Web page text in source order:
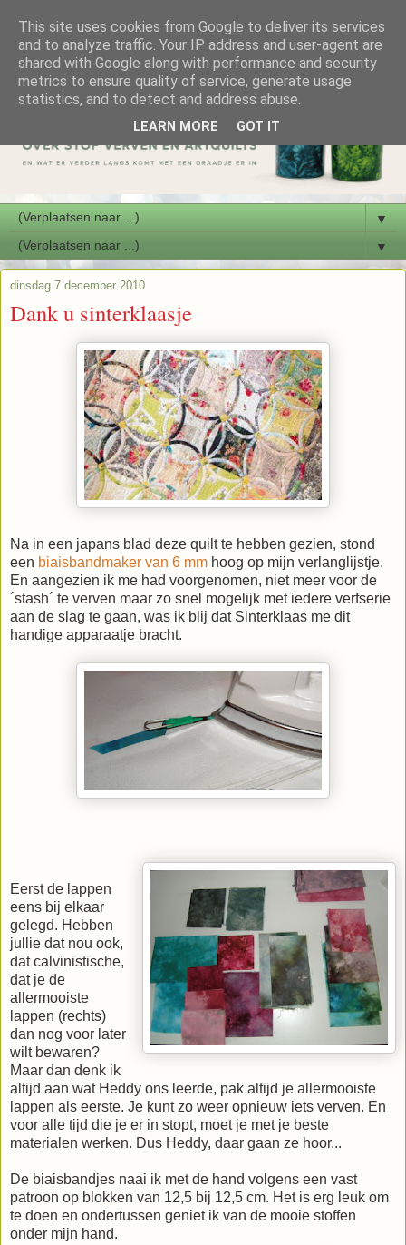
▼
▼
dinsdag 7 december 2010
Dank u sinterklaasje
Na in een japans blad deze quilt te hebben gezien, stond
een biaisbandmaker van 6 mm hoog op mijn verlanglijstje.
En aangezien ik me had voorgenomen, niet meer voor de
´stash´ te verven maar zo snel mogelijk met iedere verfserie
aan de slag te gaan, was ik blij dat Sinterklaas me dit
handige apparaatje bracht.
Eerst de lappen
eens bij elkaar
gelegd. Hebben
jullie dat nou ook,
dat calvinistische,
dat je de
allermooiste
lappen (rechts)
dan nog voor later
wilt bewaren?
Maar dan denk ik
altijd aan wat Heddy ons leerde, pak altijd je allermooiste
lappen als eerste. Je kunt zo weer opnieuw iets verven. En
voor alle tijd die je er in stopt, moet je met je beste
materialen werken. Dus Heddy, daar gaan ze hoor...
De biaisbandjes naai ik met de hand volgens een vast
patroon op blokken van 12,5 bij 12,5 cm. Het is erg leuk om
te doen en ondertussen geniet ik van de mooie stoffen
onder mijn hand.
This site uses cookies from Google to deliver its services
and to analyze traffic. Your IP address and user-agent are
shared with Google along with performance and security
metrics to ensure quality of service, generate usage
statistics, and to detect and address abuse.
LEARN MORE GOT IT